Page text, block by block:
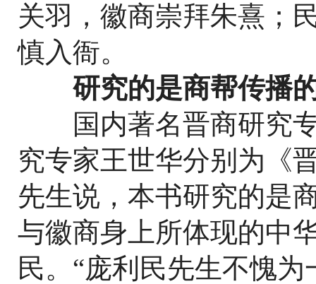
关羽，徽商崇拜朱熹；
慎入衙。
研究的是商帮传播
国内著名晋商研究专
究专家王世华分别为《
先生说，本书研究的是
与徽商身上所体现的中
民。“庞利民先生不愧